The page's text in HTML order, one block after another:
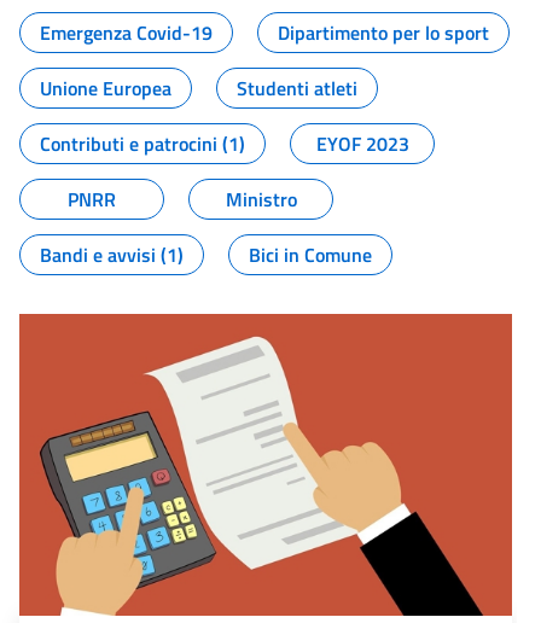
Emergenza Covid-19
Dipartimento per lo sport
Unione Europea
Studenti atleti
Contributi e patrocini (1)
EYOF 2023
PNRR
Ministro
Bandi e avvisi (1)
Bici in Comune